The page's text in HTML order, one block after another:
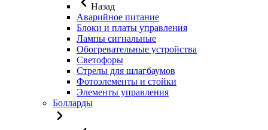
Назад
Аварийное питание
Блоки и платы управления
Лампы сигнальные
Обогревательные устройства
Светофоры
Стрелы для шлагбаумов
Фотоэлементы и стойки
Элементы управления
Болларды